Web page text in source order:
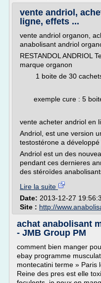
vente andriol,
ligne, effets ...
vente andriol organon,
anabolisant andriol
RESTANDOL ANDRIOL
marque organon
1 boite de 30
exemple cure : 5
vente acheter andriol en
Andriol, est une version
testostérone a développé
Andriol est un des
pendant ces dernieres
des stéroïdes
Lire la suite
Date: 2013-12-27
Site : http://
achat anabolisant
- JMB Group PM
comment bien manger
ebay programme
montecatini terme » Paris
Reine des pres est elle